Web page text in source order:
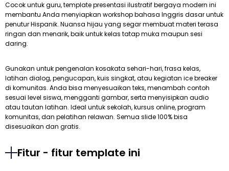
Cocok untuk guru, template presentasi ilustratif bergaya modern ini
membantu Anda menyiapkan workshop bahasa Inggris dasar untuk
penutur Hispanik. Nuansa hijau yang segar membuat materi terasa
ringan dan menarik, baik untuk kelas tatap muka maupun sesi
daring.
Gunakan untuk pengenalan kosakata sehari-hari, frasa kelas,
latihan dialog, pengucapan, kuis singkat, atau kegiatan ice breaker
di komunitas. Anda bisa menyesuaikan teks, menambah contoh
sesuai level siswa, mengganti gambar, serta menyisipkan audio
atau tautan latihan. Ideal untuk sekolah, kursus online, program
komunitas, dan pelatihan relawan. Semua slide 100% bisa
disesuaikan dan gratis.
Fitur - fitur template ini